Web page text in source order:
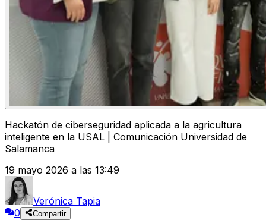
Hackatón de ciberseguridad aplicada a la agricultura
inteligente en la USAL | Comunicación Universidad de
Salamanca
19 mayo 2026 a las 13:49
Verónica Tapia
0
Compartir